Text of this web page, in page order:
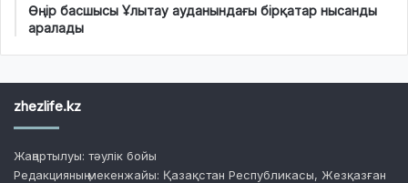
Өңір басшысы Ұлытау ауданындағы бірқатар нысанды
аралады
zhezlife.kz
Жаңартылуы: тәулік бойы
Редакцияның мекенжайы: Қазақстан Республикасы, Жезқазған